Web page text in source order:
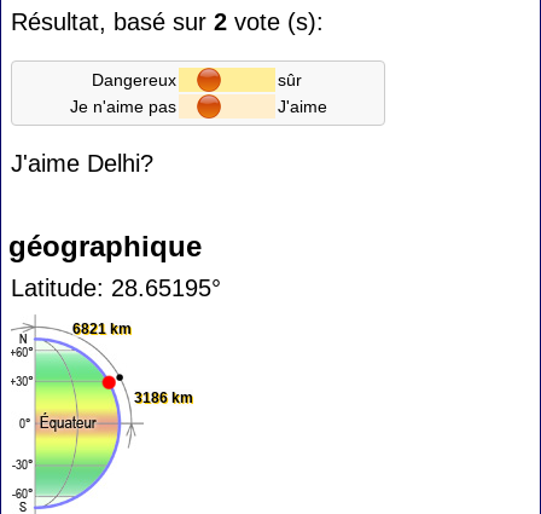
Résultat, basé sur 2 vote (s):
Dangereux
sûr
Je n'aime pas
J'aime
J'aime Delhi?
géographique
Latitude: 28.65195°
6821 km
3186 km